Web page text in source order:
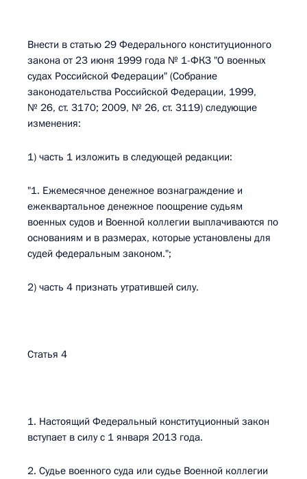
Внести в статью 29 Федерального конституционного
закона от 23 июня 1999 года № 1-ФКЗ "О военных
судах Российской Федерации" (Собрание
законодательства Российской Федерации, 1999,
№ 26, ст. 3170; 2009, № 26, ст. 3119) следующие
изменения:
1) часть 1 изложить в следующей редакции:
"1. Ежемесячное денежное вознаграждение и
ежеквартальное денежное поощрение судьям
военных судов и Военной коллегии выплачиваются по
основаниям и в размерах, которые установлены для
судей федеральным законом.";
2) часть 4 признать утратившей силу.
Статья 4
1. Настоящий Федеральный конституционный закон
вступает в силу с 1 января 2013 года.
2. Судье военного суда или судье Военной коллегии